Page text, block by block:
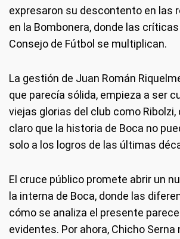
expresaron su descontento en las
en la Bombonera, donde las críticas
Consejo de Fútbol se multiplican.
La gestión de Juan Román
que parecía sólida, empieza a ser
viejas glorias del club como Ribolzi,
claro que la historia de Boca no
solo a los logros de las últimas
El cruce público promete abrir un
la interna de Boca, donde las
cómo se analiza el presente
evidentes. Por ahora, Chicho Serna